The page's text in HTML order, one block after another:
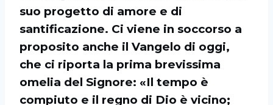
suo progetto di amore e di
santificazione. Ci viene in soccorso a
proposito anche il Vangelo di oggi,
che ci riporta la prima brevissima
omelia del Signore: «Il tempo è
compiuto e il regno di Dio è vicino;